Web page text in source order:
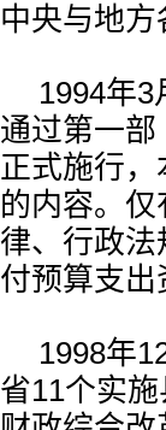
中央与地方
1994年
通过第一
正式施行
的内容。
律、行政
付预算支
1998年
省11个实